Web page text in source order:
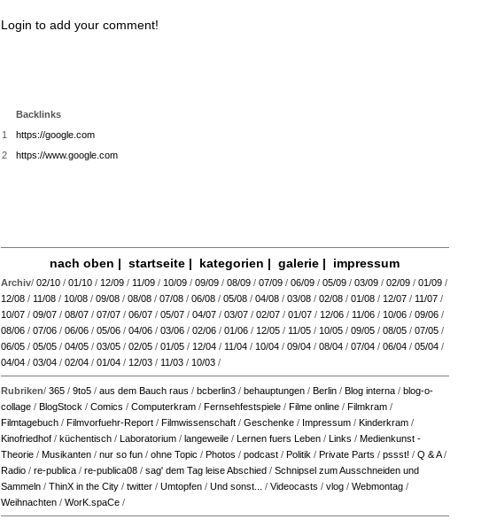
Login to add your comment!
Backlinks
1
https://google.com
2
https://www.google.com
nach oben | startseite| kategorien | galerie| impressum
Archiv/ 02/10 / 01/10 / 12/09 / 11/09 / 10/09 / 09/09 / 08/09 / 07/09 / 06/09 / 05/09 / 03/09 / 02/09 / 01/09 /
12/08 / 11/08 / 10/08 / 09/08 / 08/08 / 07/08 / 06/08 / 05/08 / 04/08 / 03/08 / 02/08 / 01/08 / 12/07 / 11/07 /
10/07 / 09/07 / 08/07 / 07/07 / 06/07 / 05/07 / 04/07 / 03/07 / 02/07 / 01/07 / 12/06 / 11/06 / 10/06 / 09/06 /
08/06 / 07/06 / 06/06 / 05/06 / 04/06 / 03/06 / 02/06 / 01/06 / 12/05 / 11/05 / 10/05 / 09/05 / 08/05 / 07/05 /
06/05 / 05/05 / 04/05 / 03/05 / 02/05 / 01/05 / 12/04 / 11/04 / 10/04 / 09/04 / 08/04 / 07/04 / 06/04 / 05/04 /
04/04 / 03/04 / 02/04 / 01/04 / 12/03 / 11/03 / 10/03 /
Rubriken/ 365 / 9to5 / aus dem Bauch raus / bcberlin3 / behauptungen / Berlin / Blog interna / blog-o-
collage / BlogStock / Comics / Computerkram / Fernsehfestspiele / Filme online / Filmkram /
Filmtagebuch / Filmvorfuehr-Report / Filmwissenschaft / Geschenke / Impressum / Kinderkram /
Kinofriedhof / küchentisch / Laboratorium / langeweile / Lernen fuers Leben / Links / Medienkunst -
Theorie / Musikanten / nur so fun / ohne Topic / Photos / podcast / Politik / Private Parts / pssst! / Q & A/
Radio / re-publica / re-publica08 / sag' dem Tag leise Abschied / Schnipsel zum Ausschneiden und
Sammeln / ThinX in the City / twitter / Umtopfen / Und sonst... / Videocasts / vlog / Webmontag /
Weihnachten / WorK.spaCe /